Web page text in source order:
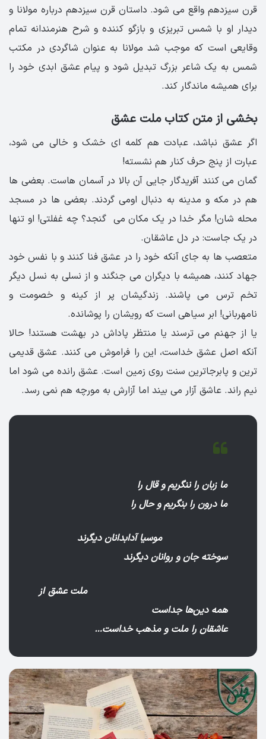
قرن سیزدهم واقع می شود. داستان قرن سیزدهم درباره مولانا و
دیدار او با شمس تبریزی و بازگو کننده و شرح هنرمندانه تمام
وقایعی است که موجب شد مولانا به عنوان شاگردی در مکتب
شمس به یک شاعر بزرگ تبدیل شود و پیام عشق ابدی خود را
برای همیشه ماندگار کند.
بخشی از متن کتاب ملت عشق
اگر عشق نباشد، عبادت هم کلمه ای خشک و خالی می شود،
عبارت از پنج حرف کنار هم نشسته!
گمان می کنند آفریدگار جایی آن بالا در آسمان هاست. بعضی ها
هم در مکه و مدینه به دنبال اومی گردند. بعضی ها در مسجد
محله شان! مگر خدا در یک مکان می گنجد؟ چه غفلتی! او تنها
در یک جاست: در دل عاشقان.
متعصب ها به جای آنکه خود را در عشق فنا کنند و با نفس خود
جهاد کنند، همیشه با دیگران می جنگند و از نسلی به نسل دیگر
تخم ترس می پاشند. زندگیشان پر از کینه و خصومت و
نامهربانی! ابر سیاهی است که رویشان را پوشانده.
یا از جهنم می ترسند یا منتظر پاداش در بهشت هستند! حالا
آنکه اصل عشق خداست، این را فراموش می کنند. عشق قدیمی
ترین و پابرجاترین سنت روی زمین است. عشق رانده می شود اما
نیم راند. عاشق آزار می بیند اما آزارش به مورچه هم نمی رسد.
ما زبان را ننگریم و قال را
ما درون را بنگریم و حال را
موسیا آدابدانان دیگرند
سوخته جان و روانان دیگرند
ملت عشق از
همه دین‌ها جداست
عاشقان را ملت و مذهب خداست…